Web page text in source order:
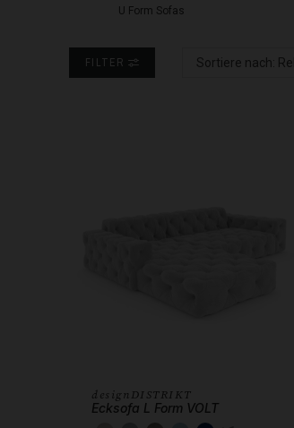
U Form Sofas
FILTER Sortiere nach:
designDISTRIKT
Ecksofa L Form VOLT